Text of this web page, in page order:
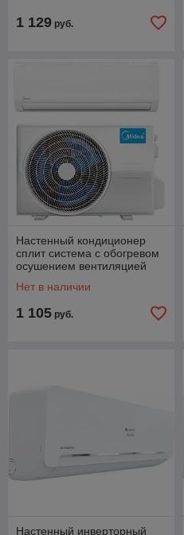
1 129 руб.
Настенный кондиционер
сплит система с обогревом
осушением вентиляцией
I/MSFR-07HRN8-O
Нет в наличии
1 105 руб.
Настенный инверторный